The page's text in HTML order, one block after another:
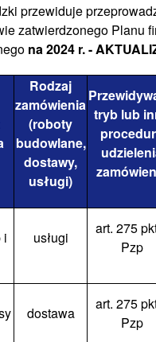
przewiduje
zatwierdzonego Planu
na 2024 r.-
Rodzaj
zamówienia
(roboty
budowlane,
dostawy,
usługi)
tryb lub
i
usługi
art. 275
Pzp
dostawa
art. 275
Pzp